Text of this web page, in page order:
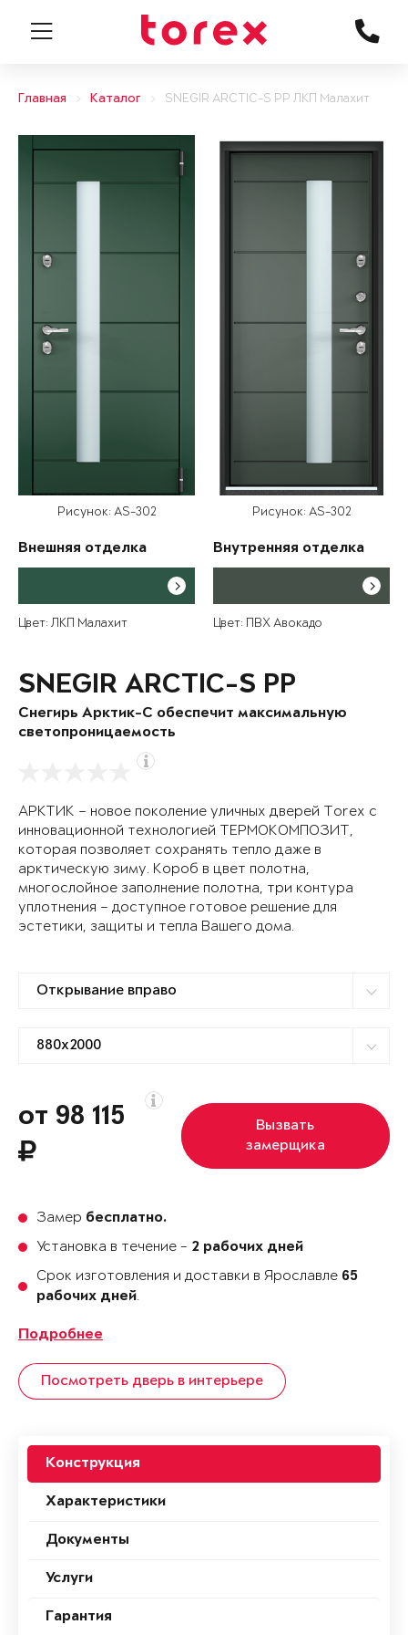
Главная Каталог SNEGIR ARCTIC-S PP ЛКП Малахит
Рисунок: AS-302
Внешняя отделка
Цвет: ЛКП Малахит
Рисунок: AS-302
Внутренняя отделка
Цвет: ПВХ Авокадо
SNEGIR ARCTIC-S PP
Снегирь Арктик-С обеспечит максимальную
светопроницаемость
АРКТИК – новое поколение уличных дверей Torex с
инновационной технологией ТЕРМОКОМПОЗИТ,
которая позволяет сохранять тепло даже в
арктическую зиму. Короб в цвет полотна,
многослойное заполнение полотна, три контура
уплотнения – доступное готовое решение для
эстетики, защиты и тепла Вашего дома.
от 98 115
Вызвать
замерщика
Замер бесплатно.
Установка в течение - 2 рабочих дней
Срок изготовления и доставки в Ярославле 65
рабочих дней.
Подробнее
Посмотреть дверь в интерьере
Конструкция
Характеристики
Документы
Услуги
Гарантия